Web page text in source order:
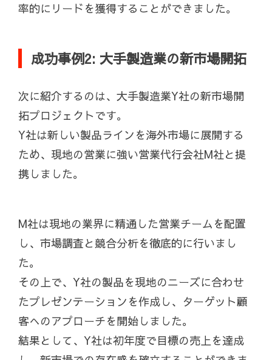
率的にリードを獲得することができました。
成功事例2: 大手製造業の新市場開拓
次に紹介するのは、大手製造業Y社の新市場開
拓プロジェクトです。
Y社は新しい製品ラインを海外市場に展開する
ため、現地の営業に強い営業代行会社M社と提
携しました。
M社は現地の業界に精通した営業チームを配置
し、市場調査と競合分析を徹底的に行いまし
た。
その上で、Y社の製品を現地のニーズに合わせ
たプレゼンテーションを作成し、ターゲット顧
客へのアプローチを開始しました。
結果として、Y社は初年度で目標の売上を達成